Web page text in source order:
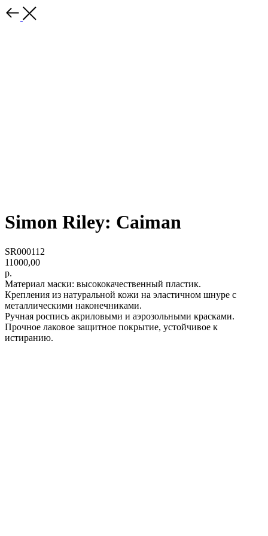
Simon Riley: Caiman
SR000112
11000,00
р.
Материал маски: высококачественный пластик.
Крепления из натуральной кожи на эластичном шнуре с
металлическими наконечниками.
Ручная роспись акриловыми и аэрозольными красками.
Прочное лаковое защитное покрытие, устойчивое к
истиранию.